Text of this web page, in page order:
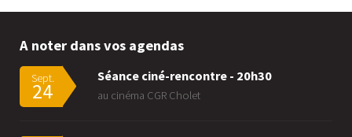
A noter dans vos agendas
Sept.
24
Séance ciné-rencontre - 20h30
au cinéma CGR Cholet